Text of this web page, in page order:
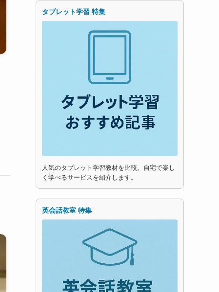
タブレット学習 特集
人気のタブレット学習教材を比較。自宅で楽し
く学べるサービスを紹介します。
英会話教室 特集